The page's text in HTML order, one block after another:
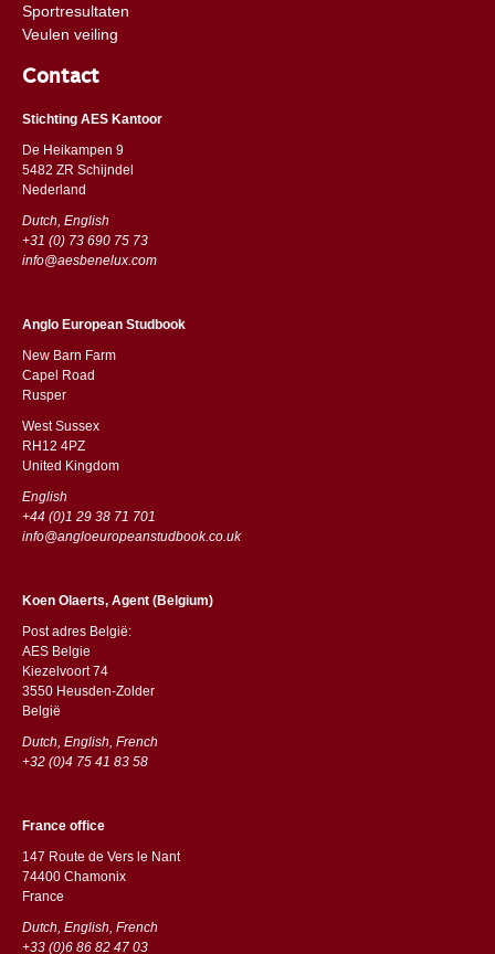
Sportresultaten
Veulen veiling
Contact
Stichting AES Kantoor
De Heikampen 9
5482 ZR Schijndel
​​Nederland
Dutch, English
+31 (0) 73 690 75 73
info@aesbenelux.com
Anglo European Studbook
New Barn Farm
Capel Road
​​Rusper
West Sussex
RH12 4PZ
​​United Kingdom
English
+44 (0)1 29 38 71 701
info@angloeuropeanstudbook.co.uk
Koen Olaerts, Agent (Belgium)
Post adres België:
AES Belgie
Kiezelvoort 74
3550 Heusden-Zolder
België
Dutch, English, French
+32 (0)4 75 41 83 58
France office
147 Route de Vers le Nant
74400 Chamonix
France
Dutch, English, French
+33 (0)6 86 82 47 03